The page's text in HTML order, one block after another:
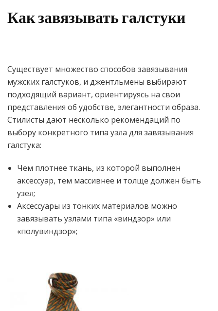
Как завязывать галстуки
Существует множество способов завязывания
мужских галстуков, и джентльмены выбирают
подходящий вариант, ориентируясь на свои
представления об удобстве, элегантности образа.
Стилисты дают несколько рекомендаций по
выбору конкретного типа узла для завязывания
галстука:
Чем плотнее ткань, из которой выполнен
аксессуар, тем массивнее и толще должен быть
узел;
Аксессуары из тонких материалов можно
завязывать узлами типа «виндзор» или
«полувиндзор»;